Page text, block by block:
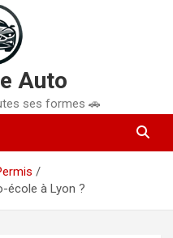
Auto
ses formes 🚗
école à Lyon ?